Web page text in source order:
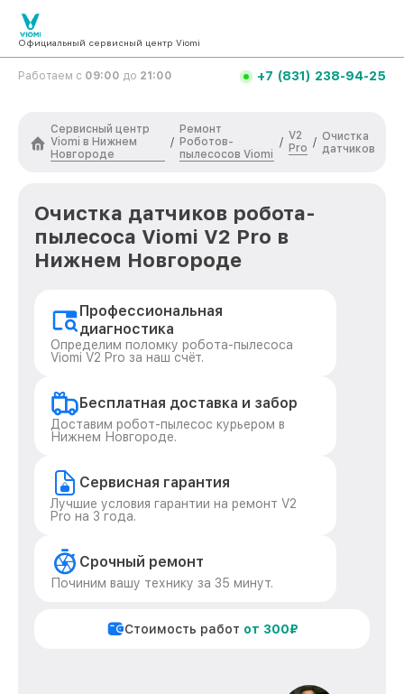
Официальный сервисный центр Viomi
Работаем с 09:00 до 21:00 +7 (831) 238-94-25
Сервисный центр
Viomi в Нижнем
Новгороде
/
Ремонт
Роботов-
пылесосов Viomi
/
V2
Pro / Очистка
датчиков
Очистка датчиков робота-
пылесоса Viomi V2 Pro в
Нижнем Новгороде
Профессиональная
диагностика
Определим поломку робота-пылесоса
Viomi V2 Pro за наш счёт.
Бесплатная доставка и забор
Доставим робот-пылесос курьером в
Нижнем Новгороде.
Сервисная гарантия
Лучшие условия гарантии на ремонт V2
Pro на 3 года.
Срочный ремонт
Починим вашу технику за 35 минут.
Стоимость работ от 300₽